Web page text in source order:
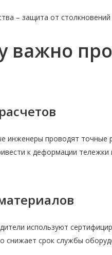
– защита от столкновений
важно
инженеры проводят точные
к деформации
используют
снижает срок службы